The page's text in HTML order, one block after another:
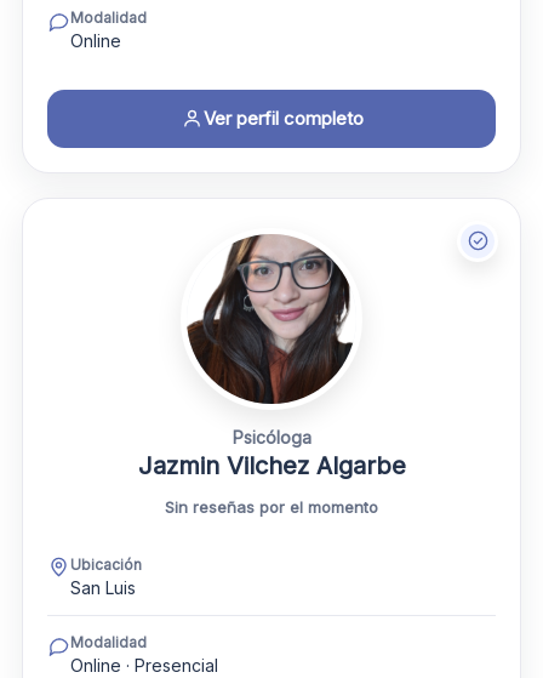
Modalidad
Online
Ver perfil completo
Psicóloga
Jazmin Vilchez Algarbe
Sin reseñas por el momento
Ubicación
San Luis
Modalidad
Online · Presencial